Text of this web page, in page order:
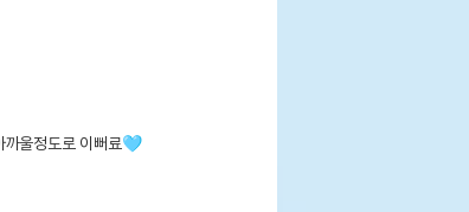
까울정도로 이뻐료🩵